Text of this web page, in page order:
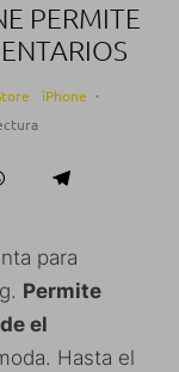
PERMITE
iPhone ·
para
Permite
el
Hasta el